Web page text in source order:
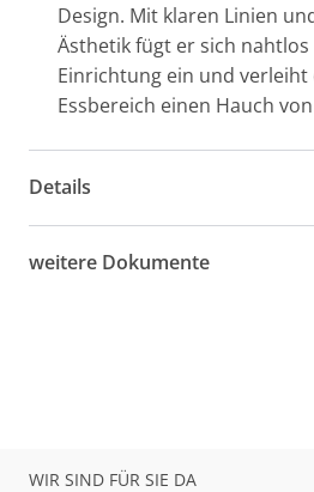
Design. Mit klaren Linien
Ästhetik fügt er sich nahtlos
Einrichtung ein und verleiht
Essbereich einen Hauch
Details
weitere Dokumente
WIR SIND FÜR SIE DA